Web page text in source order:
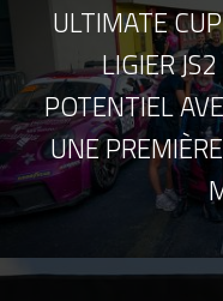
ULTIMATE
LIGIER
POTENTIEL
UNE